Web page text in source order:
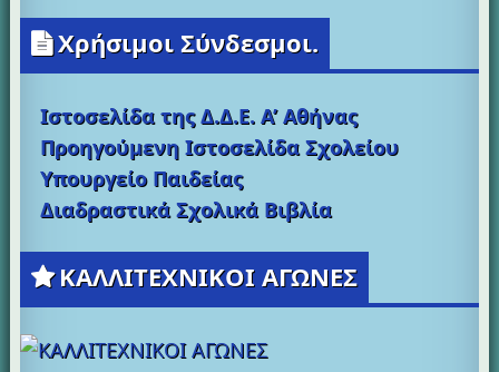
Χρήσιμοι Σύνδεσμοι.
Ιστοσελίδα της Δ.Δ.Ε. Α’ Αθήνας
Προηγούμενη Ιστοσελίδα Σχολείου
Υπουργείο Παιδείας
Διαδραστικά Σχολικά Βιβλία
ΚΑΛΛΙΤΕΧΝΙΚΟΙ ΑΓΩΝΕΣ